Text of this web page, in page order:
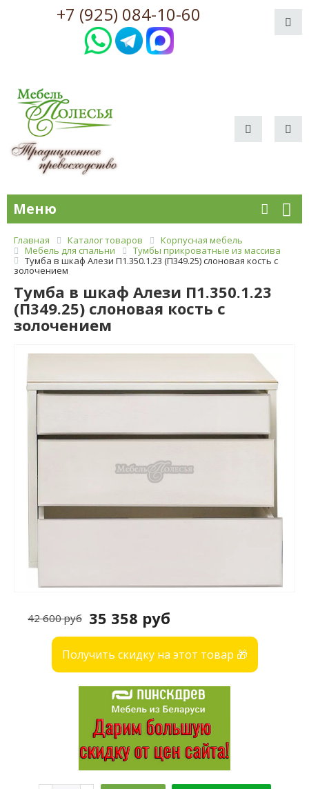
+7 (925) 084-10-60
Меню
Главная Каталог товаров
Корпусная мебель
Мебель для спальни
Тумбы прикроватные из массива
Тумба в шкаф Алези П1.350.1.23 (П349.25) слоновая кость с
золочением
Тумба в шкаф Алези П1.350.1.23
(П349.25) слоновая кость с
золочением
35 358 руб
42 600 руб
Получить скидку на этот товар 🎁